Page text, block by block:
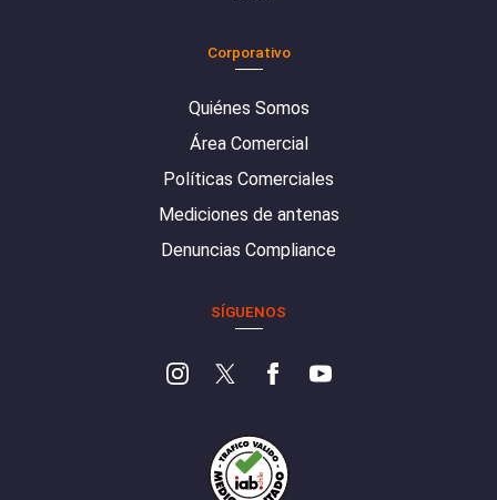
Corporativo
Quiénes Somos
Área Comercial
Políticas Comerciales
Mediciones de antenas
Denuncias Compliance
SÍGUENOS